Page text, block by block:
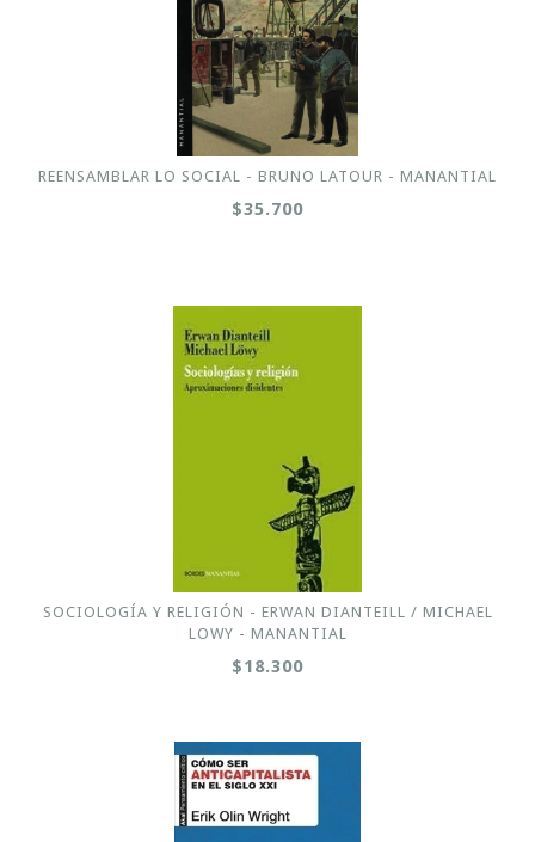
REENSAMBLAR LO SOCIAL - BRUNO LATOUR - MANANTIAL
$35.700
SOCIOLOGÍA Y RELIGIÓN - ERWAN DIANTEILL / MICHAEL
LOWY - MANANTIAL
$18.300